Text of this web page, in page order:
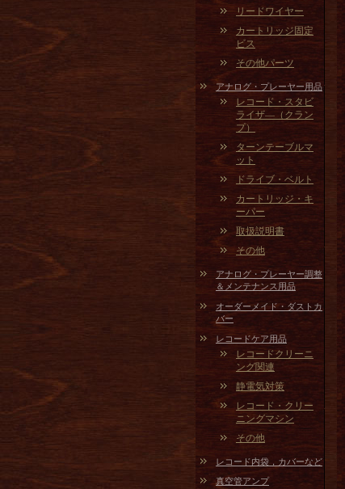
リードワイヤー
カートリッジ固定
ビス
その他パーツ
アナログ・プレーヤー用品
レコード・スタビ
ライザ―（クラン
プ）
ターンテーブルマ
ット
ドライブ・ベルト
カートリッジ・キ
ーパー
取扱説明書
その他
アナログ・プレーヤー調整
＆メンテナンス用品
オーダーメイド・ダストカ
バー
レコードケア用品
レコードクリーニ
ング関連
静電気対策
レコード・クリー
ニングマシン
その他
レコード内袋，カバーなど
真空管アンプ